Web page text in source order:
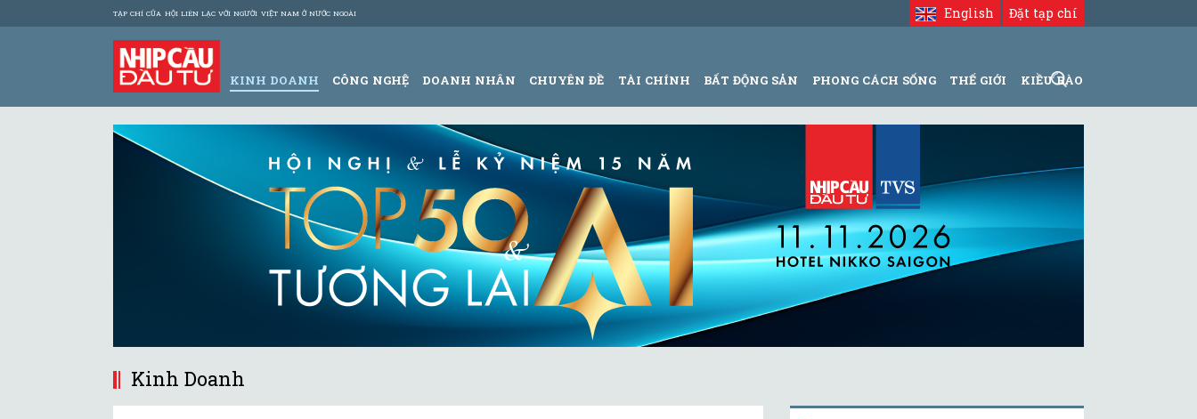
TẠP CHÍ CỦA HỘI LIÊN LẠC VỚI NGƯỜI VIỆT NAM Ở NƯỚC NGOÀI Đặt tạp chí
English
KINH DOANH CÔNG NGHỆ DOANH NHÂN CHUYÊN ĐỀ TÀI CHÍNH BẤT ĐỘNG SẢN PHONG CÁCH SỐNG THẾ GIỚI KIỀU BÀO
Kinh Doanh